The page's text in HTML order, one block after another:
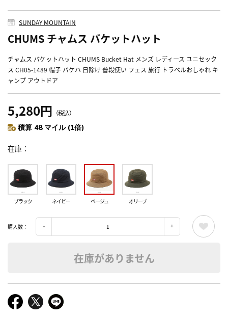
SUNDAY MOUNTAIN
CHUMS チャムス バケットハット
チャムス バケットハット CHUMS Bucket Hat メンズ レディース ユニセック
ス CH05-1489 帽子 バケハ 日除け 普段使い フェス 旅行 トラベルおしゃれ キ
ャンプ アウトドア
5,280円 （税込）
積算 48 マイル (1倍)
在庫
ブラック ネイビー ベージュ オリーブ
購入数：
在庫がありません